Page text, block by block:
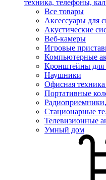
техника, телефоны,
Все товары
Аксессуары для
Акустические
Веб-камеры
Игровые
Компьютерные
Кронштейны для
Наушники
Офисная
Портативные
Стационарные
Телевизионные
Умный дом